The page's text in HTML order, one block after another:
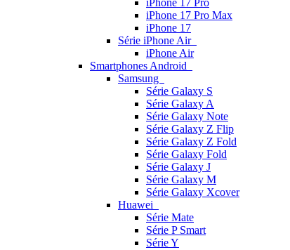
iPhone 17 Pro
iPhone 17 Pro Max
iPhone 17
Série iPhone Air
iPhone Air
Smartphones Android
Samsung
Série Galaxy S
Série Galaxy A
Série Galaxy Note
Série Galaxy Z Flip
Série Galaxy Z Fold
Série Galaxy Fold
Série Galaxy J
Série Galaxy M
Série Galaxy Xcover
Huawei
Série Mate
Série P Smart
Série Y